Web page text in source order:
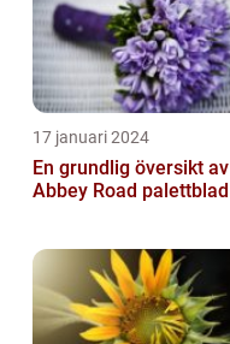
17 januari 2024
En grundlig översikt av
Abbey Road palettblad